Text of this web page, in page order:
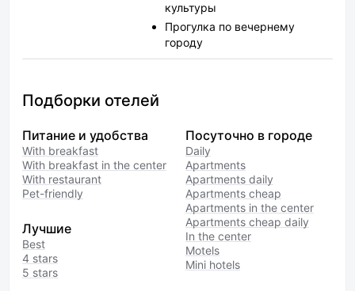
культуры
Прогулка по вечернему
городу
Подборки отелей
Питание и удобства
With breakfast
With breakfast in the center
With restaurant
Pet-friendly
Лучшие
Best
4 stars
5 stars
Посуточно в городе
Daily
Apartments
Apartments daily
Apartments cheap
Apartments in the center
Apartments cheap daily
In the center
Motels
Mini hotels